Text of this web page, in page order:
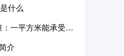
什么
一平方米能承受多
介